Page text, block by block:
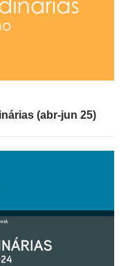
(abr-jun 25)